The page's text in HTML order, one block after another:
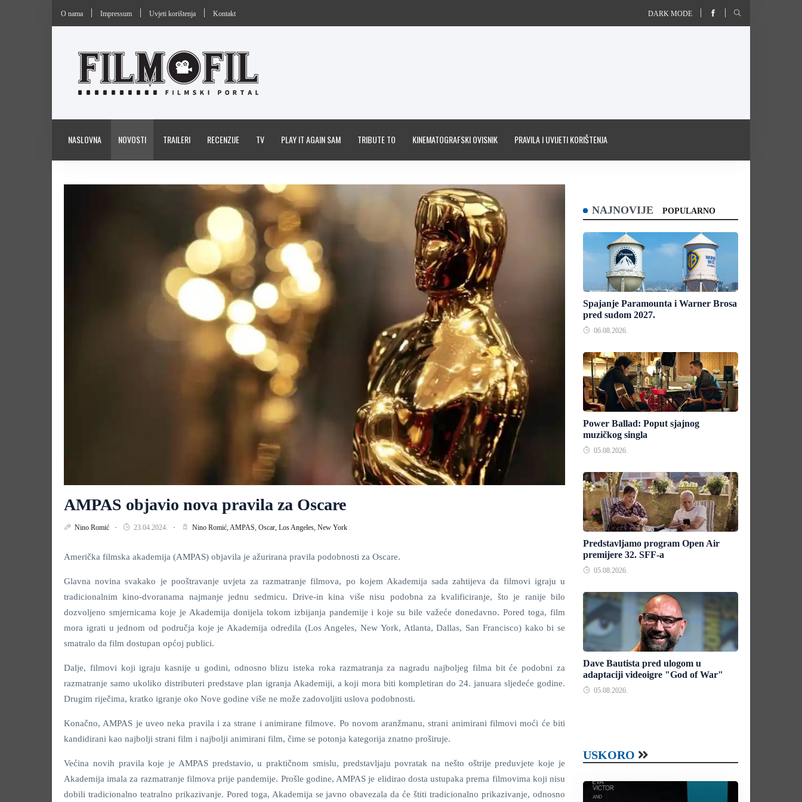
O nama Impressum Uvjeti korištenja Kontakt DARK MODE
NASLOVNA NOVOSTI TRAILERI RECENZIJE TV PLAY IT AGAIN SAM TRIBUTE TO KINEMATOGRAFSKI OVISNIK PRAVILA I UVIJETI KORIŠTENJA
AMPAS objavio nova pravila za Oscare
Nino Romić 23.04.2024. Nino Romić,AMPAS, Oscar, Los Angeles, New York
Američka filmska akademija (AMPAS) objavila je ažurirana pravila podobnosti za Oscare.
Glavna novina svakako je pooštravanje uvjeta za razmatranje filmova, po kojem Akademija sada zahtijeva da filmovi igraju u
tradicionalnim kino-dvoranama najmanje jednu sedmicu. Drive-in kina više nisu podobna za kvalificiranje, što je ranije bilo
dozvoljeno smjernicama koje je Akademija donijela tokom izbijanja pandemije i koje su bile važeće donedavno. Pored toga, film
mora igrati u jednom od područja koje je Akademija odredila (Los Angeles, New York, Atlanta, Dallas, San Francisco) kako bi se
smatralo da film dostupan općoj publici.
Dalje, filmovi koji igraju kasnije u godini, odnosno blizu isteka roka razmatranja za nagradu najboljeg filma bit će podobni za
razmatranje samo ukoliko distributeri predstave plan igranja Akademiji, a koji mora biti kompletiran do 24. januara sljedeće godine.
Drugim riječima, kratko igranje oko Nove godine više ne može zadovoljiti uslova podobnosti.
Konačno, AMPAS je uveo neka pravila i za strane i animirane filmove. Po novom aranžmanu, strani animirani filmovi moći će biti
kandidirani kao najbolji strani film i najbolji animirani film, čime se potonja kategorija znatno proširuje.
Većina novih pravila koje je AMPAS predstavio, u praktičnom smislu, predstavljaju povratak na nešto oštrije preduvjete koje je
Akademija imala za razmatranje filmova prije pandemije. Prošle godine, AMPAS je elidirao dosta ustupaka prema filmovima koji nisu
dobili tradicionalno teatralno prikazivanje. Pored toga, Akademija se javno obavezala da će štiti tradicionalno prikazivanje, odnosno
NAJNOVIJE POPULARNO
Spajanje Paramounta i Warner Brosa
pred sudom 2027.
06.08.2026.
Power Ballad: Poput sjajnog
muzičkog singla
05.08.2026.
Predstavljamo program Open Air
premijere 32. SFF-a
05.08.2026.
Dave Bautista pred ulogom u
adaptaciji videoigre "God of War"
05.08.2026.
USKORO